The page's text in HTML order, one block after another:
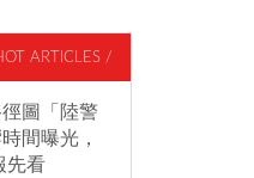
ARTICLES /
圖「陸警
間曝光，
先看